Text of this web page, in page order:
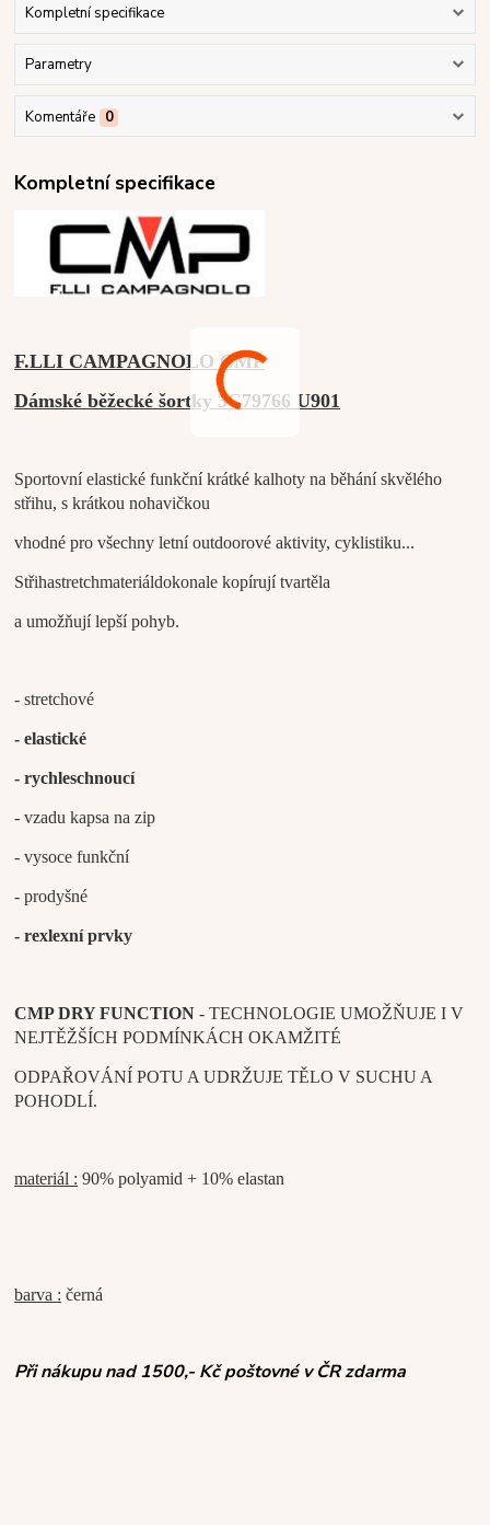
Kompletní specifikace
Parametry
Komentáře 0
Kompletní specifikace
F.LLI CAMPAGNOLO CMP
Dámské běžecké šortky 3C79766 U901
Sportovní elastické funkční krátké kalhoty na běhání skvělého
střihu, s krátkou nohavičkou
vhodné pro všechny letní outdoorové aktivity, cyklistiku...
Střihastretchmateriáldokonale kopírujítvartěla
a umožňují lepší pohyb.
- stretchové
- elastické
- rychleschnoucí
- vzadu kapsa na zip
- vysoce funkční
- prodyšné
- rexlexní prvky
CMP DRY FUNCTION- TECHNOLOGIE UMOŽŇUJE I V
NEJTĚŽŠÍCH PODMÍNKÁCH OKAMŽITÉ
ODPAŘOVÁNÍ POTU A UDRŽUJE TĚLO V SUCHU A
POHODLÍ.
materiál : 90% polyamid + 10% elastan
barva : černá
Při nákupu nad 1500,- Kč poštovné v ČR zdarma